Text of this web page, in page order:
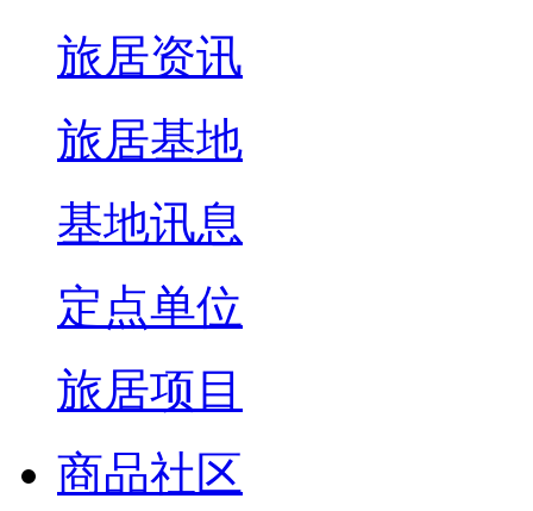
旅居资讯
旅居基地
基地讯息
定点单位
旅居项目
商品社区